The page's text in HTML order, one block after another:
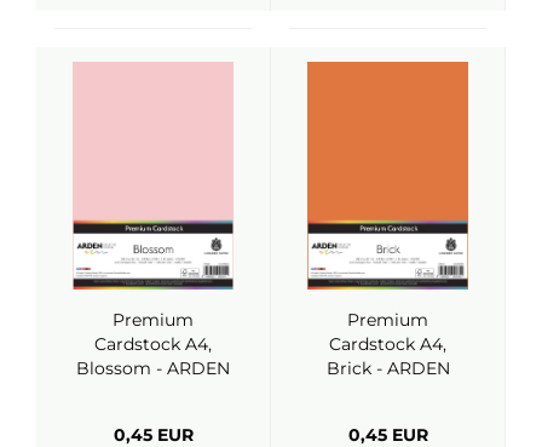
Premium
Cardstock A4,
Blossom - ARDEN
0,45 EUR
Premium
Cardstock A4,
Brick - ARDEN
0,45 EUR